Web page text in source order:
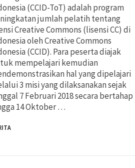
Penggunaan
Lisensi CC
Penerapan
Terbuka
Penggunaan
Lisensi CC
Penerapan
Terbuka
(CCID-ToT) adalah program
jumlah pelatih tentang
Creative Commons (lisensi CC) di
oleh Creative Commons
(CCID). Para peserta diajak
mempelajari kemudian
hal yang dipelajari
3 misi yang dilaksanakan sejak
7 Februari 2018 secara bertahap
14 Oktober …